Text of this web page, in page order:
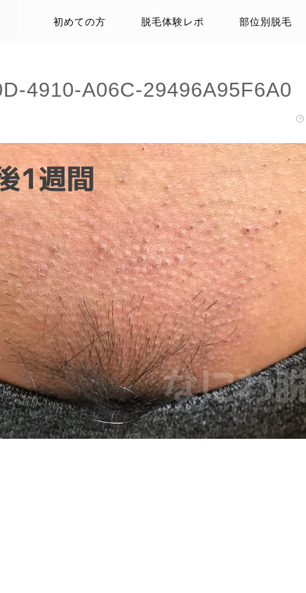
初めての方 脱毛体験レポ 部位別脱毛
4910-A06C-29496A95F6A0